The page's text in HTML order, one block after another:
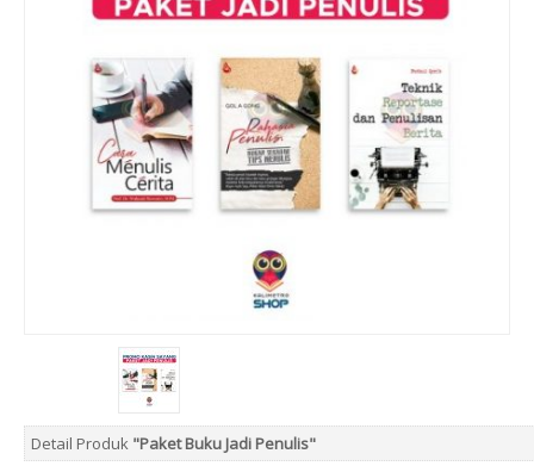
Detail Produk "Paket Buku Jadi Penulis"